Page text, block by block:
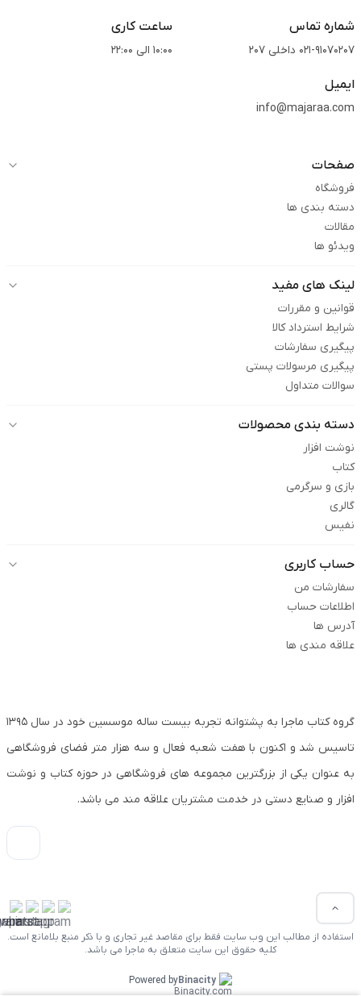
شماره تماس
021-91070207 داخلی 207
ساعت کاری
10:00 الی 22:00
ایمیل
info@majaraa.com
صفحات
فروشگاه
دسته بندی ها
مقالات
ویدئو ها
لینک های مفید
قوانین و مقررات
شرایط استرداد کالا
پیگیری سفارشات
پیگیری مرسولات پستی
سوالات متداول
دسته بندی محصولات
نوشت افزار
کتاب
بازی و سرگرمی
گالری
نفیس
حساب کاربری
سفارشات من
اطلاعات حساب
آدرس ها
علاقه مندی ها
گروه کتاب ماجرا به پشتوانه تجربه بیست ساله موسسین خود در سال ۱۳۹۵
تاسیس شد و اکنون با هفت شعبه فعال و سه هزار متر فضای فروشگاهی
به عنوان یکی از بزرگترین مجموعه های فروشگاهی در حوزه کتاب و نوشت
افزار و صنایع دستی در خدمت مشتریان علاقه مند می باشد.
استفاده از مطالب این وب سایت فقط برای مقاصد غیر تجاری و با ذکر منبع بلامانع است.
کلیه حقوق این سایت متعلق به ماجرا می باشد.
Powered byBinacity